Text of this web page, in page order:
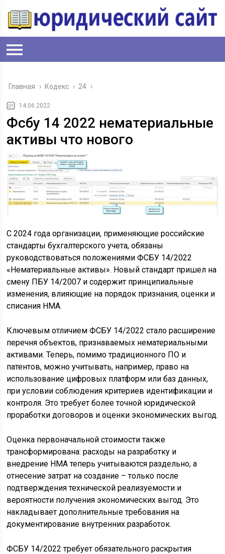
Главная › Кодекс › 24 ›
14.06.2022
Фсбу 14 2022 нематериальные
активы что нового
С 2024 года организации, применяющие российские
стандарты бухгалтерского учета, обязаны
руководствоваться положениями ФСБУ 14/2022
«Нематериальные активы». Новый стандарт пришел на
смену ПБУ 14/2007 и содержит принципиальные
изменения, влияющие на порядок признания, оценки и
списания НМА.
Ключевым отличием ФСБУ 14/2022 стало расширение
перечня объектов, признаваемых нематериальными
активами. Теперь, помимо традиционного ПО и
патентов, можно учитывать, например, право на
использование цифровых платформ или баз данных,
при условии соблюдения критериев идентификации и
контроля. Это требует более точной юридической
проработки договоров и оценки экономических выгод.
Оценка первоначальной стоимости также
трансформирована: расходы на разработку и
внедрение НМА теперь учитываются раздельно, а
отнесение затрат на создание – только после
подтверждения технической реализуемости и
вероятности получения экономических выгод. Это
накладывает дополнительные требования на
документирование внутренних разработок.
ФСБУ 14/2022 требует обязательного раскрытия